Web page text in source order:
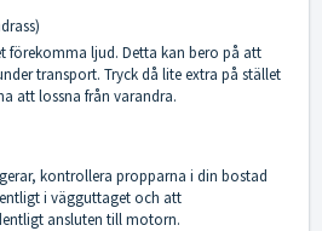
förekomma ljud. Detta kan bero på att
transport. Tryck då lite extra på stället
att lossna från varandra.
kontrollera propparna i din bostad
i vägguttaget och att
ansluten till motorn.